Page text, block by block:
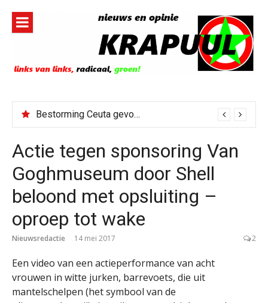
inhoud
Bestorming Ceuta gevolg van op sociale media verspreide hoax?
Actie tegen sponsoring Van
Goghmuseum door Shell
beloond met opsluiting –
oproep tot wake
Nieuwsredactie 14 mei 2017 2
Een video van een actieperformance van acht
vrouwen in witte jurken, barrevoets, die uit
mantelschelpen (het symbool van de